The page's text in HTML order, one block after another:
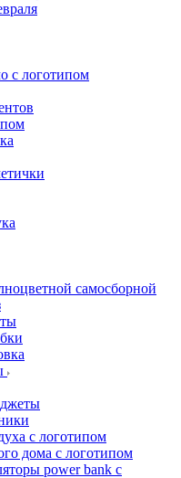
с логотипом
самосборной
с логотипом
дома с логотипом
power bank с